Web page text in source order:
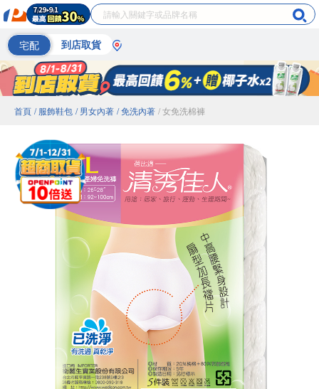
宅配 到店取貨
首頁 / 服飾鞋包 / 男女內著 / 免洗內著 / 女免洗棉褲